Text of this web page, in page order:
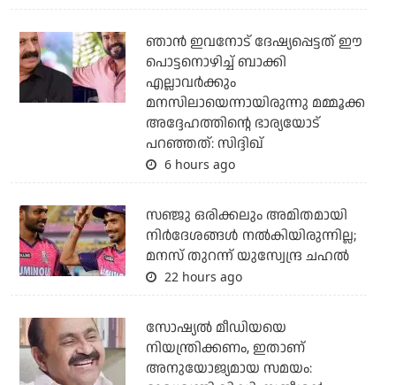
ഞാന്‍ ഇവനോട് ദേഷ്യപ്പെട്ടത് ഈ
പൊട്ടനൊഴിച്ച് ബാക്കി
എല്ലാവര്‍ക്കും
മനസിലായെന്നായിരുന്നു മമ്മൂക്ക
അദ്ദേഹത്തിന്റെ ഭാര്യയോട്
പറഞ്ഞത്: സിദ്ദിഖ്
6 hours ago
സഞ്ജു ഒരിക്കലും അമിതമായി
നിര്‍ദേശങ്ങള്‍ നല്‍കിയിരുന്നില്ല;
മനസ് തുറന്ന് യുസ്വേന്ദ്ര ചഹല്‍
22 hours ago
സോഷ്യല്‍ മീഡിയയെ
നിയന്ത്രിക്കണം, ഇതാണ്
അനുയോജ്യമായ സമയം: